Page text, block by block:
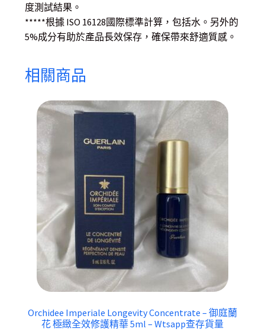
度測試結果。
*****根據 ISO 16128國際標準計算，包括水。另外的
5%成分有助於產品長效保存，確保帶來舒適質感。
相關商品
Orchidee Imperiale Longevity Concentrate – 御庭蘭
花 極緻全效修護精華 5ml – Wtsapp查存貨量